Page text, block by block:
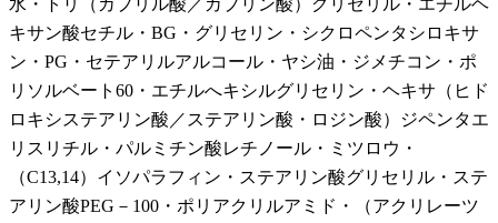
キサン酸セチル・BG・グリセリン・シクロペンタシロキサ
ン・PG・セテアリルアルコール・ヤシ油・ジメチコン・ポ
リソルベート60・エチルへキシルグリセリン・ヘキサ（ヒド
ロキシステアリン酸／ステアリン酸・ロジン酸）ジペンタエ
リスリチル・パルミチン酸レチノール・ミツロウ・
（C13,14）イソパラフィン・ステアリン酸グリセリル・ステ
アリン酸PEG－100・ポリアクリルアミド・（アクリレーツ